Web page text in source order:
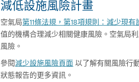
減低設施風險計畫
空氣局第11條法規，第18項規則：減少現
值的機構合理減少相關健康風險。空氣局
風險。
參閱減少設施風險頁面以了解有關風險行
狀態報告的更多資訊。